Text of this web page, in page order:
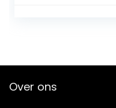
Over ons